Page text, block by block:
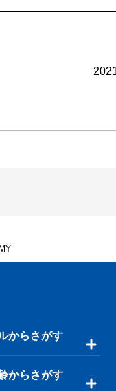
からさがす
からさがす